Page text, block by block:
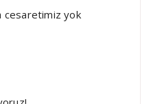
cesaretimiz yok